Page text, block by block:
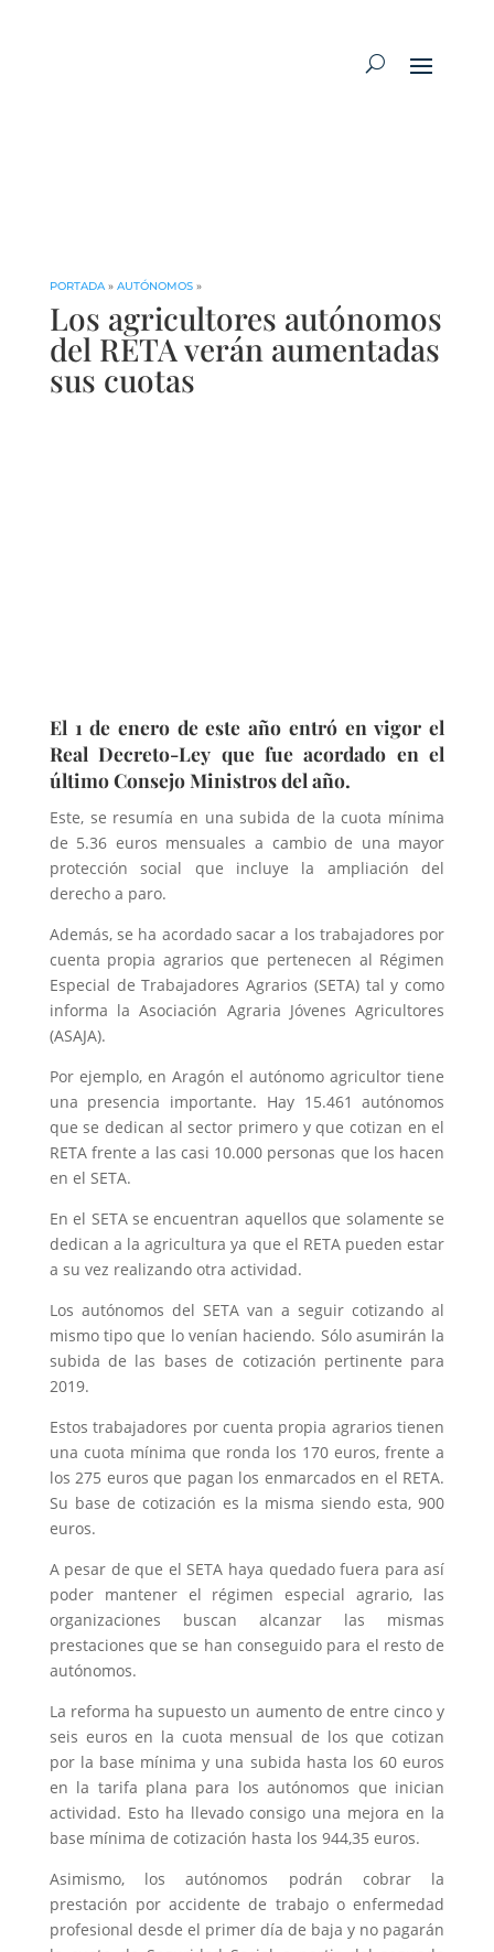
PORTADA» AUTÓNOMOS»
Los agricultores autónomos
del RETA verán aumentadas
sus cuotas
El 1 de enero de este año entró en vigor el
Real Decreto-Ley que fue acordado en el
último Consejo Ministros del año.
Este, se resumía en una subida de la cuota mínima
de 5.36 euros mensuales a cambio de una mayor
protección social que incluye la ampliación del
derecho a paro.
Además, se ha acordado sacar a los trabajadores por
cuenta propia agrarios que pertenecen al Régimen
Especial de Trabajadores Agrarios (SETA) tal y como
informa la Asociación Agraria Jóvenes Agricultores
(ASAJA).
Por ejemplo, en Aragón el autónomo agricultor tiene
una presencia importante. Hay 15.461 autónomos
que se dedican al sector primero y que cotizan en el
RETA frente a las casi 10.000 personas que los hacen
en el SETA.
En el SETA se encuentran aquellos que solamente se
dedican a la agricultura ya que el RETA pueden estar
a su vez realizando otra actividad.
Los autónomos del SETA van a seguir cotizando al
mismo tipo que lo venían haciendo. Sólo asumirán la
subida de las bases de cotización pertinente para
2019.
Estos trabajadores por cuenta propia agrarios tienen
una cuota mínima que ronda los 170 euros, frente a
los 275 euros que pagan los enmarcados en el RETA.
Su base de cotización es la misma siendo esta, 900
euros.
A pesar de que el SETA haya quedado fuera para así
poder mantener el régimen especial agrario, las
organizaciones buscan alcanzar las mismas
prestaciones que se han conseguido para el resto de
autónomos.
La reforma ha supuesto un aumento de entre cinco y
seis euros en la cuota mensual de los que cotizan
por la base mínima y una subida hasta los 60 euros
en la tarifa plana para los autónomos que inician
actividad. Esto ha llevado consigo una mejora en la
base mínima de cotización hasta los 944,35 euros.
Asimismo, los autónomos podrán cobrar la
prestación por accidente de trabajo o enfermedad
profesional desde el primer día de baja y no pagarán